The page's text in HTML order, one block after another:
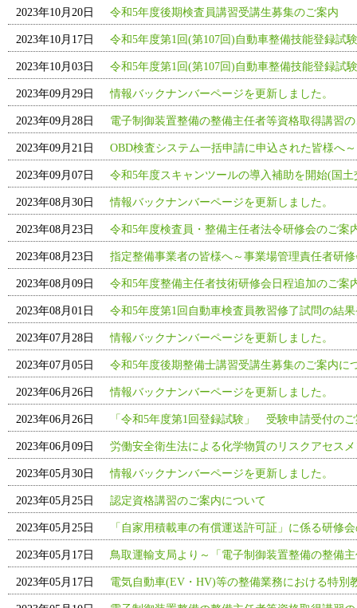
2023年10月20日 令和5年度後期検査員講習受講生募集のご案内
2023年10月17日 令和5年度第1回(第107回)自動車整備技能登録試
2023年10月03日 令和5年度第1回(第107回)自動車整備技能登録試
2023年09月29日 情報バックナンバーページを更新しました。
2023年09月28日 電子制御装置整備の整備主任者等資格取得講習
2023年09月21日 OBD検査システム一括申請に申込された皆様へ
2023年09月07日 令和5年度スキャンツールの導入補助を開始(国土
2023年08月30日 情報バックナンバーページを更新しました。
2023年08月23日 令和5年度検査員・整備主任者法令研修会のご案
2023年08月23日 指定整備事業者の皆様へ～事業場管理責任者研
2023年08月09日 令和5年度整備主任者技術研修会日程追加のご案
2023年08月01日 令和5年度第1回自動車検査員教習修了試問の結
2023年07月28日 情報バックナンバーページを更新しました。
2023年07月05日 令和5年度後期整備士講習受講生募集のご案内に
2023年06月26日 情報バックナンバーページを更新しました。
2023年06月26日 「令和5年度第1回登録試験」 受験申請受付の
2023年06月09日 労働安全衛生法による化学物質のリスクアセス
2023年05月30日 情報バックナンバーページを更新しました。
2023年05月25日 認定資格講習のご案内について
2023年05月25日 「自家用積載車の有償運送許可証」に係る研修
2023年05月17日 鳥取運輸支局より～「電子制御装置整備の整備
2023年05月17日 電気自動車(EV・HV)等の整備業務における特別